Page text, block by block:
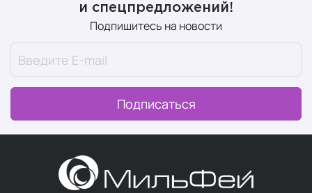
и спецпредложений!
Подпишитесь на новости
Подписаться